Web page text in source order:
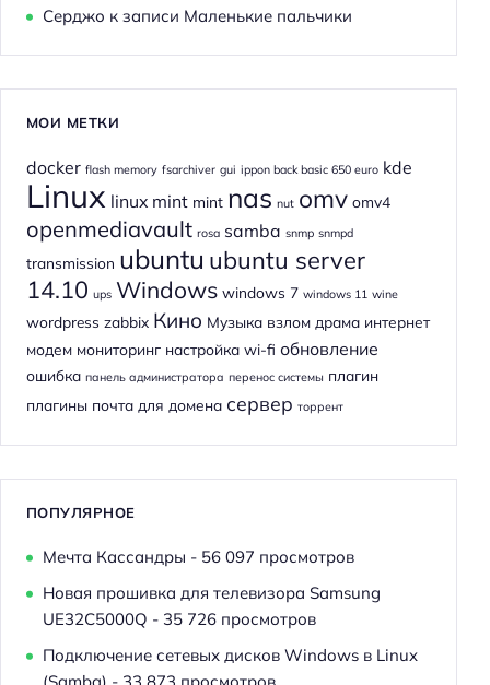
Серджо к записи Маленькие пальчики
МОИ МЕТКИ
docker flash memory fsarchiver gui ippon back basic 650 euro kde
Linux linux mint mint nas nut omv omv4
openmediavault rosa samba snmp snmpd
transmission ubuntu ubuntu server
14.10 ups Windows windows 7 windows 11 wine
wordpress zabbix Кино Музыка взлом драма интернет
модем мониторинг настройка wi-fi обновление
ошибка панель администратора перенос системы плагин
плагины почта для домена сервер торрент
ПОПУЛЯРНОЕ
Мечта Кассандры - 56 097 просмотров
Новая прошивка для телевизора Samsung
UE32C5000Q - 35 726 просмотров
Подключение сетевых дисков Windows в Linux